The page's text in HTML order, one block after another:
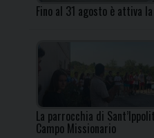
Fino al 31 agosto è attiva
La parrocchia di
Campo Missionario